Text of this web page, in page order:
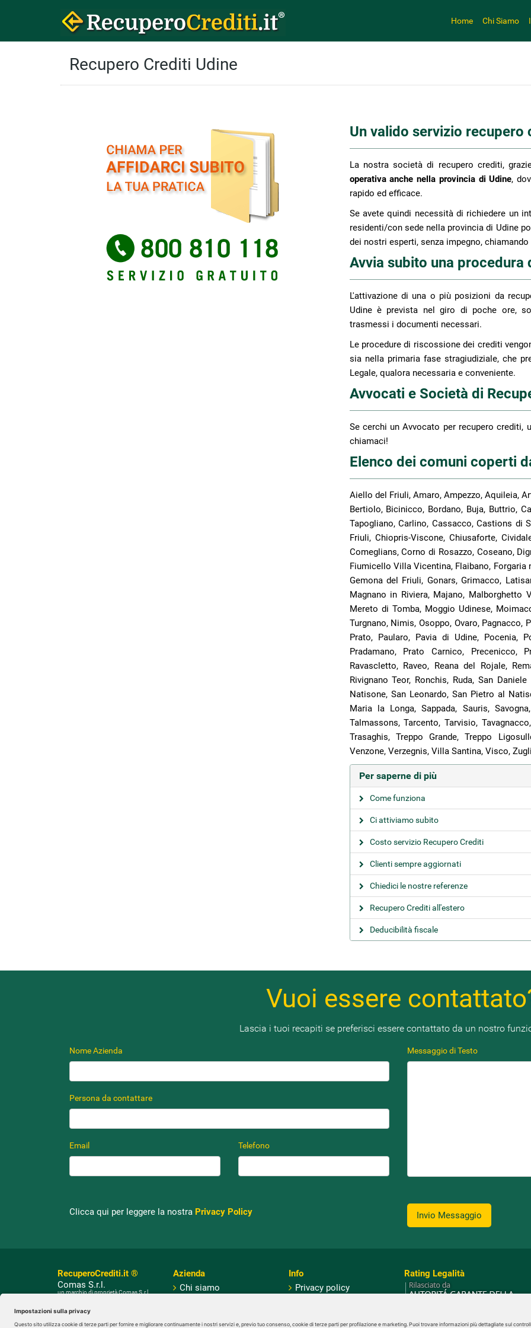
Home Chi Siamo
Recupero Crediti Udine
Un valido servizio
La nostra società di recupero crediti,
operativa anche nella provincia di Udine,
rapido ed efficace.
Se avete quindi necessità di richiedere un
residenti/con sede nella provincia di Udine
dei nostri esperti, senza impegno,
Avvia subito una
L'attivazione di una o più posizioni da
Udine è prevista nel giro di poche ore,
trasmessi i documenti necessari.
Le procedure di riscossione dei crediti
sia nella primaria fase stragiudiziale, che
Legale, qualora necessaria e conveniente.
Avvocati e Società di
Se cerchi un Avvocato per recupero crediti,
chiamaci!
Elenco dei comuni coperti
Aiello del Friuli, Amaro, Ampezzo, Aquileia,
Bertiolo, Bicinicco, Bordano, Buja, Buttrio,
Tapogliano, Carlino, Cassacco, Castions di
Friuli, Chiopris-Viscone, Chiusaforte,
Comeglians, Corno di Rosazzo, Coseano,
Fiumicello Villa Vicentina, Flaibano,
Gemona del Friuli, Gonars, Grimacco,
Magnano in Riviera, Majano, Malborghetto
Mereto di Tomba, Moggio Udinese,
Turgnano, Nimis, Osoppo, Ovaro, Pagnacco,
Prato, Paularo, Pavia di Udine, Pocenia,
Pradamano, Prato Carnico, Precenicco,
Ravascletto, Raveo, Reana del Rojale,
Rivignano Teor, Ronchis, Ruda, San
Natisone, San Leonardo, San Pietro al
Maria la Longa, Sappada, Sauris,
Talmassons, Tarcento, Tarvisio,
Trasaghis, Treppo Grande, Treppo
Venzone, Verzegnis, Villa Santina, Visco,
Per saperne di più
Come funziona
Ci attiviamo subito
Costo servizio Recupero Crediti
Clienti sempre aggiornati
Chiedici le nostre referenze
Recupero Crediti all'estero
Deducibilità fiscale
Vuoi essere
Lascia i tuoi recapiti se preferisci essere contattato da un nostro
Nome Azienda
Persona da contattare
Email Telefono
Messaggio di Testo
Clicca qui per leggere la nostra Privacy Policy Invio Messaggio
RecuperoCrediti.it ®
Comas S.r.l.
un marchio di proprietà Comas S.r.l.
S.r.l.
Azienda
Chi siamo
Info
Privacy policy
Rating Legalità